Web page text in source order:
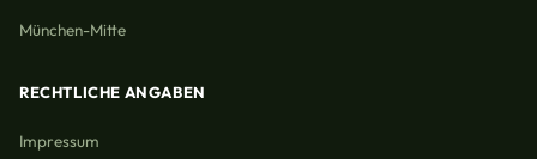
München-Mitte
RECHTLICHE ANGABEN
Impressum